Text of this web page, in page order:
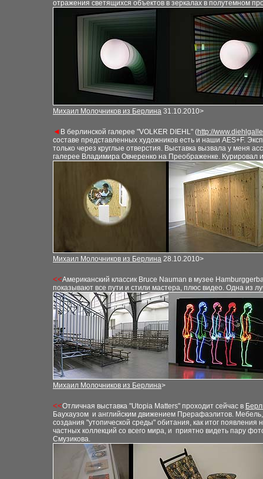
отражения светящихся объектов в зеркалах в полутемном
Михаил Молочников из Берлина 31.10.2010>
◄ В берлинской галерее "VOLKER DIEHL" (http://
составе представленных художников есть и наши AES+F.
только через круглые отверстия. Выставка вызвала у меня
галерее Владимира Овчеренко на Преображенке. Курировал
Михаил Молочников из Берлина 28.10.2010>
<<Американский классик Bruce Nauman в музее
показывают все пути и стили мастера, плюс видео. Одна из
Михаил Молочников из Берлина>
<<Отличная выставка "Utopia Matters" проходит сейчас в
Баухаузом и английским движением Прерафаэлитов. М
создания "утопической среды" обитания, как итог появления
частных коллекций со всего мира, и приятно видеть пару
Смузикова.